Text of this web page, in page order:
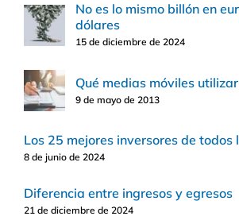
No es lo mismo billón en
dólares
15 de diciembre de 2024
Qué medias móviles
9 de mayo de 2013
Los 25 mejores inversores de todos
8 de junio de 2024
Diferencia entre ingresos y egresos
21 de diciembre de 2024